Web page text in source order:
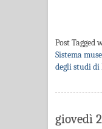
Post Tagged
Sistema
degli studi di
giovedì